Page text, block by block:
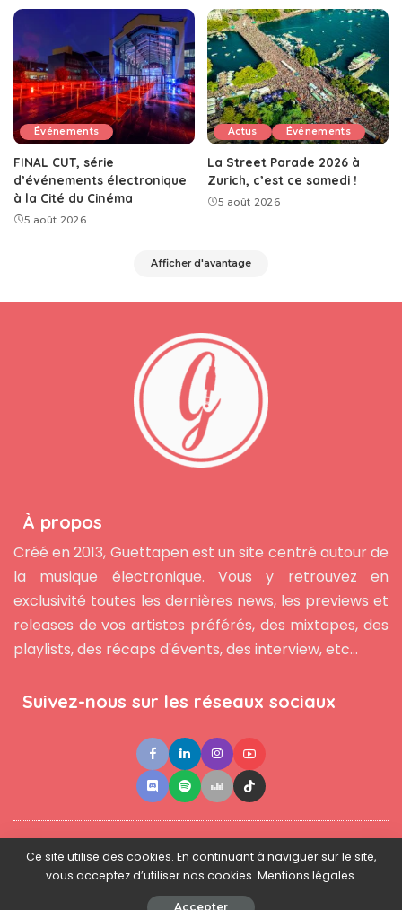
Événements
FINAL CUT, série
d’événements électronique
à la Cité du Cinéma
5 août 2026
Actus Événements
La Street Parade 2026 à
Zurich, c’est ce samedi !
5 août 2026
Afficher d'avantage
À propos
Créé en 2013, Guettapen est un site centré autour de
la musique électronique. Vous y retrouvez en
exclusivité toutes les dernières news, les previews et
releases de vos artistes préférés, des mixtapes, des
playlists, des récaps d'évents, des interview, etc...
Suivez-nous sur les réseaux sociaux
Contact ●Newsletter ● L'équipe ● Mentions légales
© 2025 - www.guettapen.com - Tous droits réservés.
Ce site utilise des cookies. En continuant à naviguer sur le site,
vous acceptez d’utiliser nos cookies. Mentions légales.
Accepter